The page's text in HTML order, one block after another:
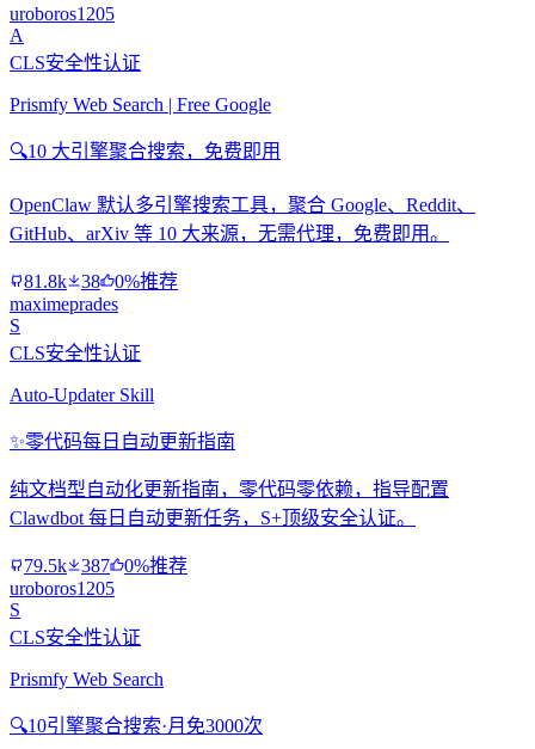
uroboros1205
A
CLS安全性认证
Prismfy Web Search | Free Google
🔍10 大引擎聚合搜索，免费即用
OpenClaw 默认多引擎搜索工具，聚合 Google、Reddit、
GitHub、arXiv 等 10 大来源，无需代理，免费即用。
81.8k 38
0%推荐
maximeprades
S
CLS安全性认证
Auto-Updater Skill
✨零代码每日自动更新指南
纯文档型自动化更新指南，零代码零依赖，指导配置
Clawdbot 每日自动更新任务，S+顶级安全认证。
79.5k 387
0%推荐
uroboros1205
S
CLS安全性认证
Prismfy Web Search
🔍10引擎聚合搜索·月免3000次